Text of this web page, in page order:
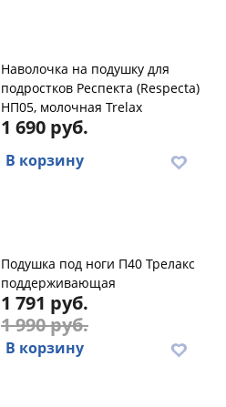
Наволочка на подушку для
подростков Респекта (Respecta)
НП05, молочная Trelax
1 690 руб.
В корзину
Подушка под ноги П40 Трелакс
поддерживающая
1 791 руб.
1 990 руб.
В корзину